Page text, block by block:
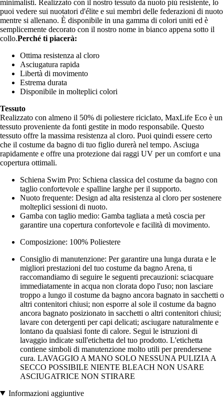
minimalisti. Realizzato con il nostro tessuto da nuoto più resistente, lo
puoi vedere sui nuotatori d'élite e sui membri delle federazioni di nuoto
mentre si allenano. È disponibile in una gamma di colori uniti ed è
semplicemente decorato con il nostro nome in bianco appena sotto il
collo.Perché ti piacerà:
Ottima resistenza al cloro
Asciugatura rapida
Libertà di movimento
Estrema durata
Disponibile in molteplici colori
Tessuto
Realizzato con almeno il 50% di poliestere riciclato, MaxLife Eco è un
tessuto proveniente da fonti gestite in modo responsabile. Questo
tessuto offre la massima resistenza al cloro. Puoi quindi essere certo
che il costume da bagno di tuo figlio durerà nel tempo. Asciuga
rapidamente e offre una protezione dai raggi UV per un comfort e una
copertura ottimali.
Schiena Swim Pro: Schiena classica del costume da bagno con
taglio confortevole e spalline larghe per il supporto.
Nuoto frequente: Design ad alta resistenza al cloro per sostenere
molteplici sessioni di nuoto.
Gamba con taglio medio: Gamba tagliata a metà coscia per
garantire una copertura confortevole e facilità di movimento.
Composizione: 100% Poliestere
Consiglio di manutenzione: Per garantire una lunga durata e le
migliori prestazioni del tuo costume da bagno Arena, ti
raccomandiamo di seguire le seguenti precauzioni: sciacquare
immediatamente in acqua non clorata dopo l'uso; non lasciare
troppo a lungo il costume da bagno ancora bagnato in sacchetti o
altri contenitori chiusi; non esporre al sole il costume da bagno
ancora bagnato posizionato in sacchetti o altri contenitori chiusi;
lavare con detergenti per capi delicati; asciugare naturalmente e
lontano da qualsiasi fonte di calore. Segui le istruzioni di
lavaggio indicate sull'etichetta del tuo prodotto. L'etichetta
contiene simboli di manutenzione molto utili per prendersene
cura. LAVAGGIO A MANO SOLO NESSUNA PULIZIA A
SECCO POSSIBILE NIENTE BLEACH NON USARE
ASCIUGATRICE NON STIRARE
Informazioni aggiuntive